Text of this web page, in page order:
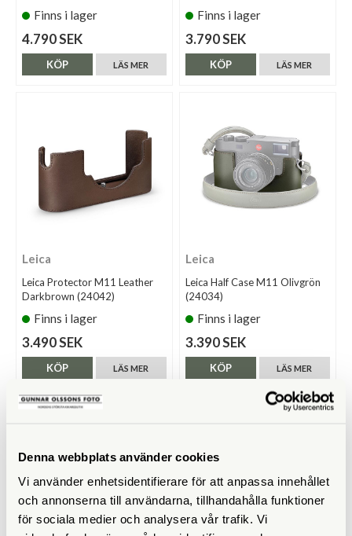
Denna webbplats använder cookies
Vi använder enhetsidentifierare för att anpassa innehållet
och annonserna till användarna, tillhandahålla funktioner
för sociala medier och analysera vår trafik. Vi
Finns i lager
4.790 SEK
LÄS MER
KÖP
Finns i lager
3.790 SEK
LÄS MER
KÖP
Leica
Leica Protector M11 Leather
Darkbrown (24042)
Finns i lager
3.490 SEK
LÄS MER
KÖP
Leica
Leica Half Case M11 Olivgrön
(24034)
Finns i lager
3.390 SEK
LÄS MER
KÖP